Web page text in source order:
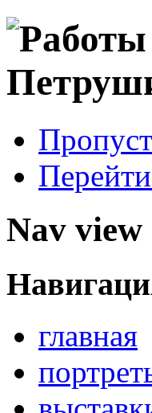
Nav view
главная